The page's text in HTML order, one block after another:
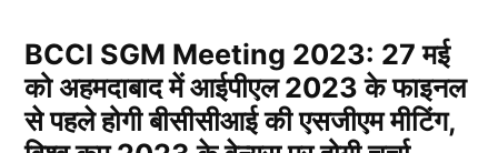
BCCI SGM Meeting 2023: 27 मई
को अहमदाबाद में आईपीएल 2023 के फाइनल
से पहले होगी बीसीसीआई की एसजीएम मीटिंग,